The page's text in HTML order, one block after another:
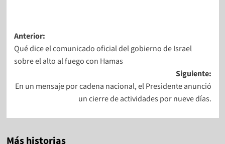
Anterior:
Qué dice el comunicado oficial del gobierno de Israel
sobre el alto al fuego con Hamas
Siguiente:
En un mensaje por cadena nacional, el Presidente anunció
un cierre de actividades por nueve días.
Más historias